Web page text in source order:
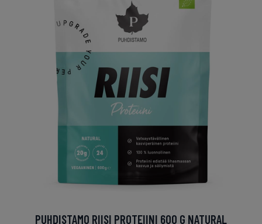
PUHDISTAMO RIISI PROTEIINI 600 G NATURAL